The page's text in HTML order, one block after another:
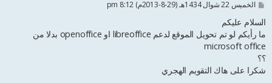
م
ا
ر
ك
ة
الخميس 22 شوال 1434هـ (29-8-2013م) 8:12 pm
السلام عليكم
ما رأيكم لو تم تحويل الموقع لدعم libreoffice او openoffice بدلا من
microsoft office
؟؟
شكرا على هاك التقويم الهجري